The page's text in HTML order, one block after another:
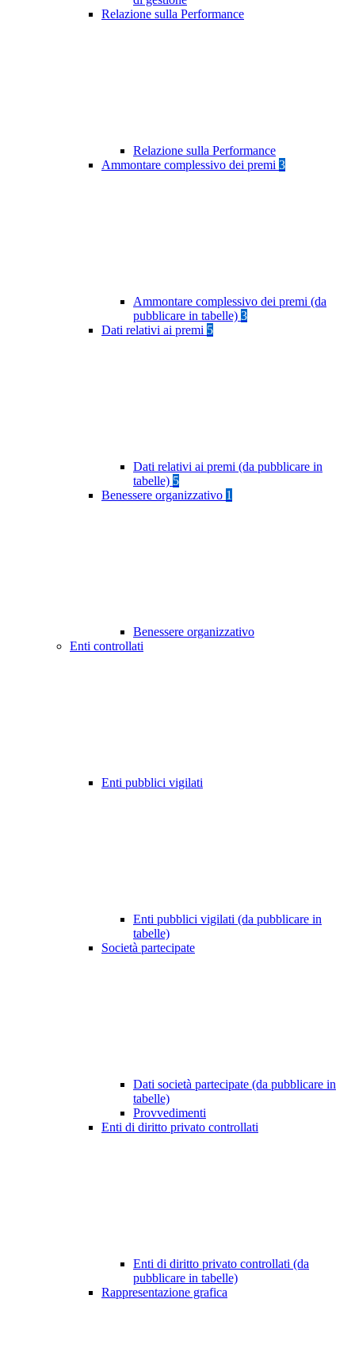
Relazione sulla Performance
Relazione sulla Performance
Ammontare complessivo dei premi 3
Ammontare complessivo dei premi (da
pubblicare in tabelle) 3
Dati relativi ai premi 5
Dati relativi ai premi (da pubblicare in
tabelle) 5
Benessere organizzativo 1
Benessere organizzativo
Enti controllati
Enti pubblici vigilati
Enti pubblici vigilati (da pubblicare in
tabelle)
Società partecipate
Dati società partecipate (da pubblicare in
tabelle)
Provvedimenti
Enti di diritto privato controllati
Enti di diritto privato controllati (da
pubblicare in tabelle)
Rappresentazione grafica